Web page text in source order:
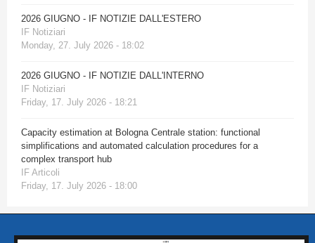
2026 GIUGNO - IF NOTIZIE DALL'ESTERO
IF Notiziari
Monday, 27. July 2026 - 18:02
2026 GIUGNO - IF NOTIZIE DALL'INTERNO
IF Notiziari
Friday, 17. July 2026 - 18:21
Capacity estimation at Bologna Centrale station: functional
simplifications and automated calculation procedures for a
complex transport hub
IF Articoli
Friday, 17. July 2026 - 18:00